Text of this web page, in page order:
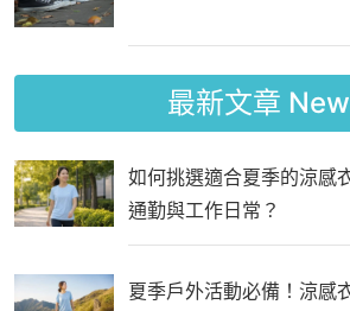
最新文章
如何挑選適合夏季的涼感
通勤與工作日常？
夏季戶外活動必備！涼感